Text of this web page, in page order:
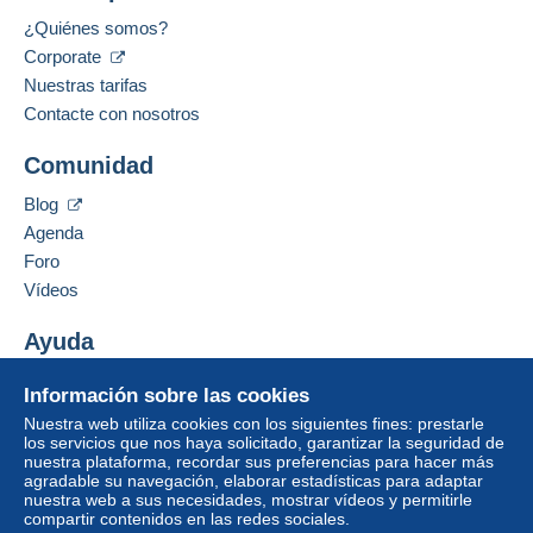
n
u
e:
Français
É
D
ét
ai
l
d
e
at
I
B
N
/
E
A
3760121802514
Esta zona incluye
De 2 a 2 objetos
6,50 €
De 3 a 3 objetos
7,50 €
Idiomas hablados:
Francés,
Dirección profesional:
4 Avenue de Lorraine
52300
Añadir ese vendedor a los favoritos
Ocultar los objetos de este vendedor
Información sobre las cookies
Nuestra web utiliza cookies con los siguientes fines: prestarle
los servicios que nos haya solicitado, garantizar la seguridad de
nuestra plataforma, recordar sus preferencias para hacer más
agradable su navegación, elaborar estadísticas para adaptar
nuestra web a sus necesidades, mostrar vídeos y permitirle
compartir contenidos en las redes sociales.
¿Quiénes somos?
Corporate
Nuestras tarifas
Contacte con nosotros
Comunidad
Blog
Agenda
Foro
Vídeos
Ayuda
Comprar en Delcampe
Vender en Delcampe
Una página securizada